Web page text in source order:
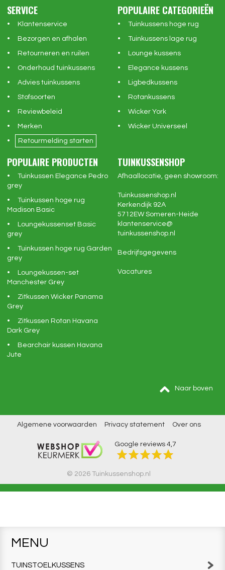
SERVICE
Klantenservice
Bezorgen en afhalen
Retourneren en ruilen
Onderhoud tuinkussens
Advies tuinkussens
Stofsoorten
Reviewbeleid
Merken
Retourmelding starten
POPULAIRE CATEGORIEËN
Tuinkussens hoge rug
Tuinkussens lage rug
Lounge kussens
Elegance kussens
Ligbedkussens
Rotankussens
Wicker York
Wicker Universeel
POPULAIRE PRODUCTEN
Tuinkussen Elegance Pedro
grey
Tuinkussen hoge rug
Madison Basic
Loungekussenset Basic
grey
Tuinkussen hoge rug Garden
grey
Loungekussen-set
Manchester Grey
Zitkussen Wicker Panama
Grey
Zitkussen Rotan Havana
Dark Grey
Bearchair kussen Havana
Jute
TUINKUSSENSHOP
Afhaallocatie, geen showroom:
Tuinkussenshop.nl
Kerkendijk 92A
5712EW Someren-Heide
klantenservice@
tuinkussenshop.nl
Bedrijfsgegevens
Vacatures
Naar boven
Algemene voorwaarden Privacy statement Over ons
Google reviews 4,7
© 2026 Tuinkussenshop.nl
MENU
TUINSTOELKUSSENS